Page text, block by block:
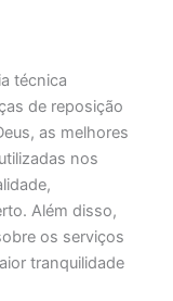
técnica
de reposição
as melhores
nos
Além disso,
os serviços
tranquilidade